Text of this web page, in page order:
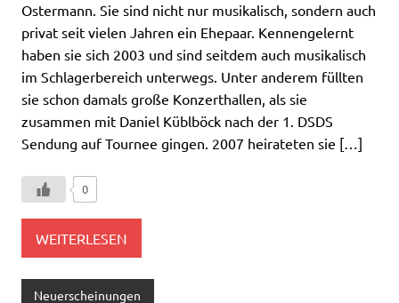
Ostermann. Sie sind nicht nur musikalisch, sondern auch
privat seit vielen Jahren ein Ehepaar. Kennengelernt
haben sie sich 2003 und sind seitdem auch musikalisch
im Schlagerbereich unterwegs. Unter anderem füllten
sie schon damals große Konzerthallen, als sie
zusammen mit Daniel Küblböck nach der 1. DSDS
Sendung auf Tournee gingen. 2007 heirateten sie […]
0
WEITERLESEN
Neuerscheinungen